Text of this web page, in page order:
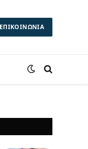
ΕΠΙΚΟΙΝΩΝΙΑ